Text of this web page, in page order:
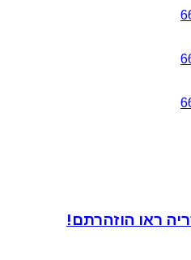
ראו הוזהרתם!